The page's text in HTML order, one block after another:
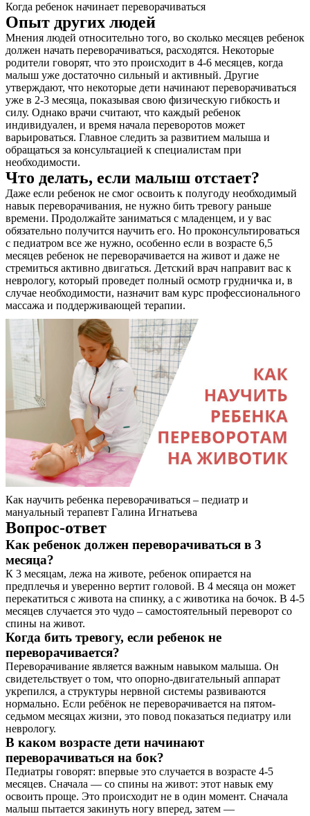
Когда ребенок начинает переворачиваться
Опыт других людей
Мнения людей относительно того, во сколько месяцев ребенок
должен начать переворачиваться, расходятся. Некоторые
родители говорят, что это происходит в 4-6 месяцев, когда
малыш уже достаточно сильный и активный. Другие
утверждают, что некоторые дети начинают переворачиваться
уже в 2-3 месяца, показывая свою физическую гибкость и
силу. Однако врачи считают, что каждый ребенок
индивидуален, и время начала переворотов может
варьироваться. Главное следить за развитием малыша и
обращаться за консультацией к специалистам при
необходимости.
Что делать, если малыш отстает?
Даже если ребенок не смог освоить к полугоду необходимый
навык переворачивания, не нужно бить тревогу раньше
времени. Продолжайте заниматься с младенцем, и у вас
обязательно получится научить его. Но проконсультироваться
с педиатром все же нужно, особенно если в возрасте 6,5
месяцев ребенок не переворачивается на живот и даже не
стремиться активно двигаться. Детский врач направит вас к
неврологу, который проведет полный осмотр грудничка и, в
случае необходимости, назначит вам курс профессионального
массажа и поддерживающей терапии.
Как научить ребенка переворачиваться – педиатр и
мануальный терапевт Галина Игнатьева
Вопрос-ответ
Как ребенок должен переворачиваться в 3
месяца?
К 3 месяцам, лежа на животе, ребенок опирается на
предплечья и уверенно вертит головой. В 4 месяца он может
перекатиться с живота на спинку, а с животика на бочок. В 4-5
месяцев случается это чудо – самостоятельный переворот со
спины на живот.
Когда бить тревогу, если ребенок не
переворачивается?
Переворачивание является важным навыком малыша. Он
свидетельствует о том, что опорно-двигательный аппарат
укрепился, а структуры нервной системы развиваются
нормально. Если ребёнок не переворачивается на пятом-
седьмом месяцах жизни, это повод показаться педиатру или
неврологу.
В каком возрасте дети начинают
переворачиваться на бок?
Педиатры говорят: впервые это случается в возрасте 4-5
месяцев. Сначала — со спины на живот: этот навык ему
освоить проще. Это происходит не в один момент. Сначала
малыш пытается закинуть ногу вперед, затем —